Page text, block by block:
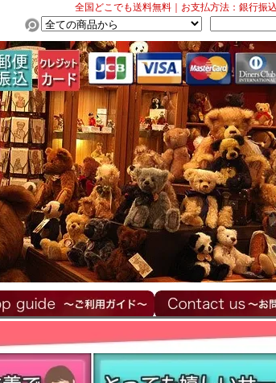
全国どこでも送料無料｜お支払方法：銀行振